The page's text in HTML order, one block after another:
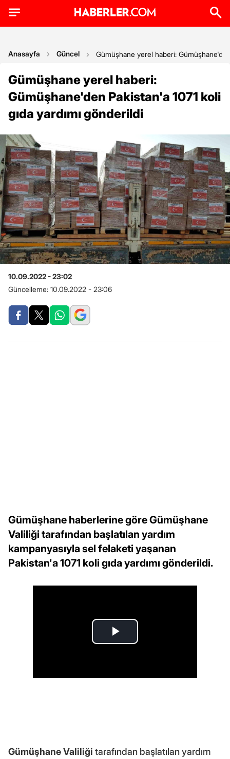
Anasayfa Güncel Gümüşhane yerel haberi:
Gümüşhane yerel haberi:
Gümüşhane'den Pakistan'a 1071 koli
gıda yardımı gönderildi
10.09.2022 - 23:02
Güncelleme: 10.09.2022 - 23:06
Gümüşhane haberlerine göre Gümüşhane
Valiliği tarafından başlatılan yardım
kampanyasıyla sel felaketi yaşanan
Pakistan'a 1071 koli gıda yardımı gönderildi.
Gümüşhane Valiliği tarafından başlatılan yardım